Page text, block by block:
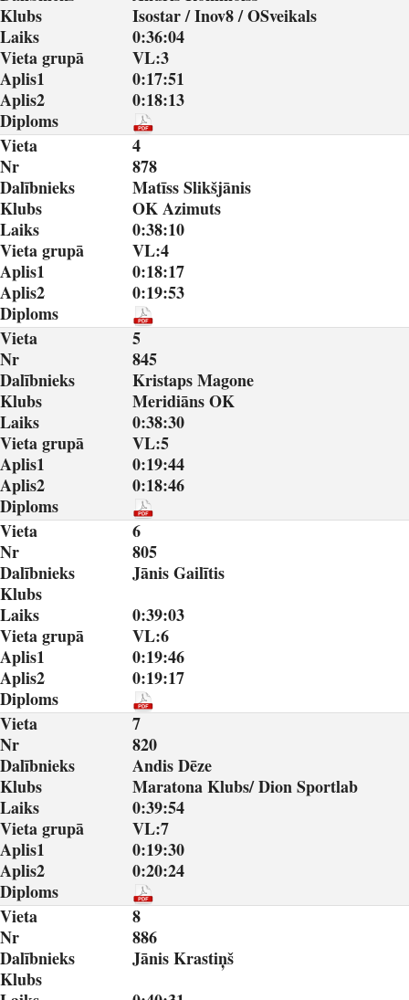
Klubs
Isostar / Inov8 / OSveikals
Laiks
0:36:04
Vieta grupā
VL:3
Aplis1
0:17:51
Aplis2
0:18:13
Diploms
Vieta
4
Nr
878
Dalībnieks
Matīss Slikšjānis
Klubs
OK Azimuts
Laiks
0:38:10
Vieta grupā
VL:4
Aplis1
0:18:17
Aplis2
0:19:53
Diploms
Vieta
5
Nr
845
Dalībnieks
Kristaps Magone
Klubs
Meridiāns OK
Laiks
0:38:30
Vieta grupā
VL:5
Aplis1
0:19:44
Aplis2
0:18:46
Diploms
Vieta
6
Nr
805
Dalībnieks
Jānis Gailītis
Klubs
Laiks
0:39:03
Vieta grupā
VL:6
Aplis1
0:19:46
Aplis2
0:19:17
Diploms
Vieta
7
Nr
820
Dalībnieks
Andis Dēze
Klubs
Maratona Klubs/ Dion Sportlab
Laiks
0:39:54
Vieta grupā
VL:7
Aplis1
0:19:30
Aplis2
0:20:24
Diploms
Vieta
8
Nr
886
Dalībnieks
Jānis Krastiņš
Klubs